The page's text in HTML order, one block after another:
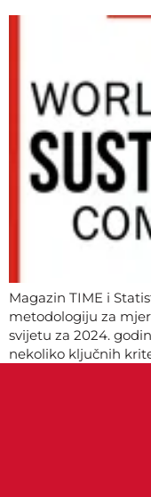
Magazin TIME i
metodologiju za
svijetu za 2024.
nekoliko ključnih